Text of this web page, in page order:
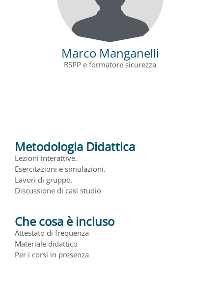
Marco Manganelli
RSPP e formatore sicurezza
Metodologia Didattica
Lezioni interattive.
Esercitazioni e simulazioni.
Lavori di gruppo.
Discussione di casi studio
Che cosa è incluso
Attestato di frequenza
Materiale didattico
Per i corsi in presenza